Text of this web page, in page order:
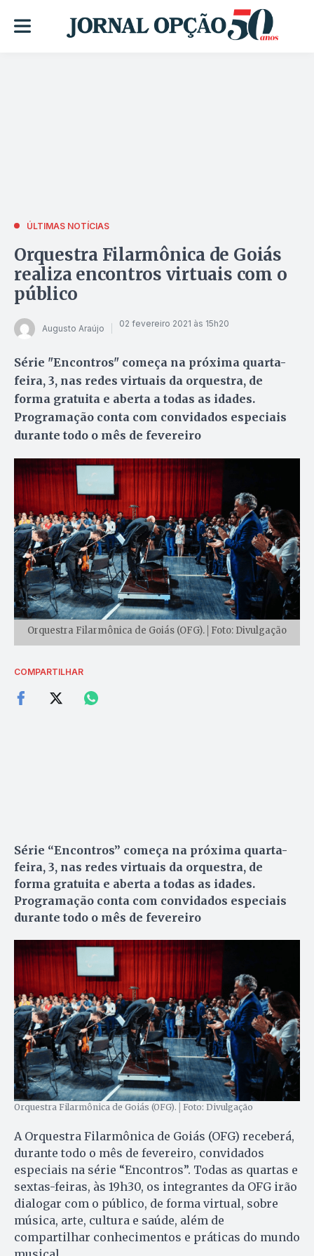
ÚLTIMAS NOTÍCIAS
Orquestra Filarmônica de Goiás
realiza encontros virtuais com o
público
Augusto Araújo 02 fevereiro 2021 às 15h20
Série "Encontros" começa na próxima quarta-
feira, 3, nas redes virtuais da orquestra, de
forma gratuita e aberta a todas as idades.
Programação conta com convidados especiais
durante todo o mês de fevereiro
Orquestra Filarmônica de Goiás (OFG).│Foto: Divulgação
COMPARTILHAR
Série “Encontros” começa na próxima quarta-
feira, 3, nas redes virtuais da orquestra, de
forma gratuita e aberta a todas as idades.
Programação conta com convidados especiais
durante todo o mês de fevereiro
Orquestra Filarmônica de Goiás (OFG).│Foto: Divulgação
A Orquestra Filarmônica de Goiás (OFG) receberá,
durante todo o mês de fevereiro, convidados
especiais na série “Encontros”. Todas as quartas e
sextas-feiras, às 19h30, os integrantes da OFG irão
dialogar com o público, de forma virtual, sobre
música, arte, cultura e saúde, além de
compartilhar conhecimentos e práticas do mundo